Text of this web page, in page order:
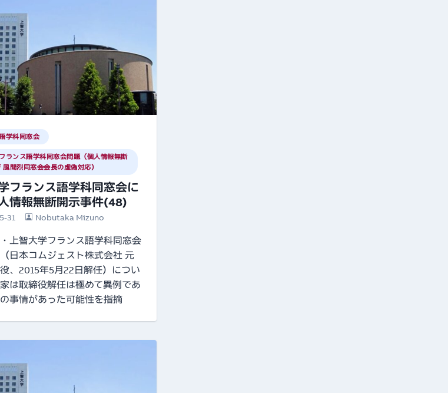
学科同窓会
ランス語学科同窓会問題（個人情報無断
風間烈同窓会会長の虚偽対応）
フランス語学科同窓会に
情報無断開示事件(48)
31 Nobutaka Mizuno
上智大学フランス語学科同窓会
日本コムジェスト株式会社 元
、2015年5月22日解任）につい
は取締役解任は極めて異例であ
事情があった可能性を指摘